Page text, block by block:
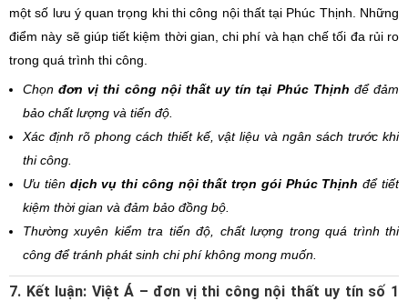
một số lưu ý quan trọng khi thi công nội thất tại Phúc Thịnh. Những
điểm này sẽ giúp tiết kiệm thời gian, chi phí và hạn chế tối đa rủi ro
trong quá trình thi công.
Chọnđơn vị thi công nội thất uy tín tại Phúc Thịnh để đảm
bảo chất lượng và tiến độ.
Xác định rõ phong cách thiết kế, vật liệu và ngân sách trước khi
thi công.
Ưu tiên dịch vụ thi công nội thất trọn gói Phúc Thịnh để tiết
kiệm thời gian và đảm bảo đồng bộ.
Thường xuyên kiểm tra tiến độ, chất lượng trong quá trình thi
công để tránh phát sinh chi phí không mong muốn.
7. Kết luận: Việt Á – đơn vị thi công nội thất uy tín số 1